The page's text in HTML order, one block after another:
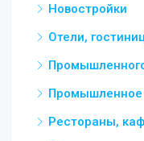
Новостройки
Отели,
Промышленное
Рестораны,